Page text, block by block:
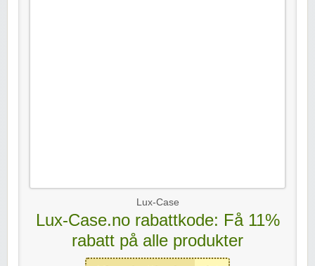
Lux-Case
Lux-Case.no rabattkode: Få 11%
rabatt på alle produkter